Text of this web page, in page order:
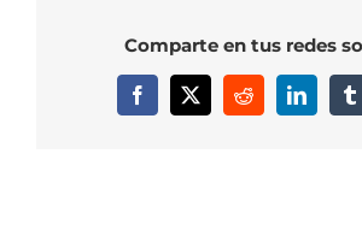
Comparte en tus redes
Facebook
X RedditLinkedIn